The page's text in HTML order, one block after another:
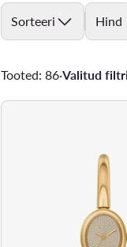
Sorteeri Hind
Tooted: 86·Valitud